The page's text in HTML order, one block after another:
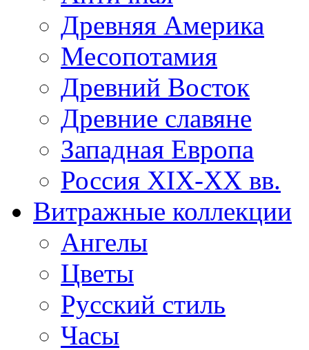
Древняя Америка
Месопотамия
Древний Восток
Древние славяне
Западная Европа
Россия XIX-XX вв.
Витражные коллекции
Ангелы
Цветы
Русский стиль
Часы